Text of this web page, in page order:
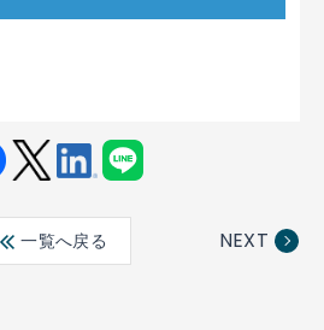
ter
edin
一覧へ戻る NEXT